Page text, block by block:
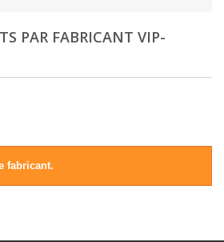
PAR FABRICANT VIP-
fabricant.